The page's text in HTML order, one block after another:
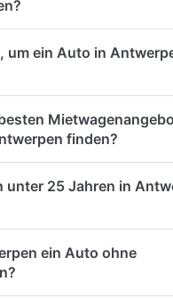
um ein Auto in
finden?
unter 25 Jahren in
ein Auto ohne